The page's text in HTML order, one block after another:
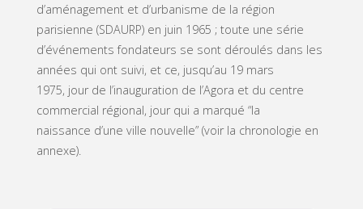
d’aménagement et d’urbanisme de la région
parisienne (SDAURP) en juin 1965 ; toute une série
d’événements fondateurs se sont déroulés dans les
années qui ont suivi, et ce, jusqu’au 19 mars
1975, jour de l’inauguration de l’Agora et du centre
commercial régional, jour qui a marqué “la
naissance d’une ville nouvelle” (voir la chronologie en
annexe).